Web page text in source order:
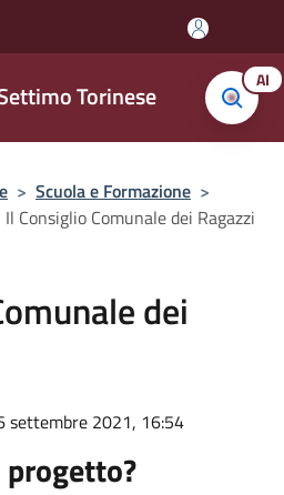
Torinese AI
> Scuola e Formazione >
Il Consiglio Comunale dei Ragazzi
dei
settembre 2021, 16:54
progetto?